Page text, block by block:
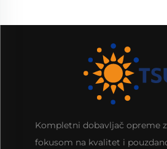
Kompletni dobavljač opreme
fokusom na kvalitet i